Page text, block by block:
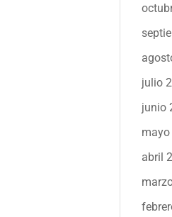
julio
junio
abril